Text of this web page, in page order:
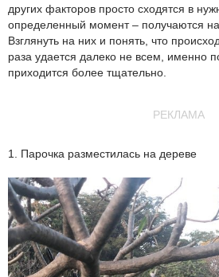
других факторов просто сходятся в
определенный момент – получаются
Взглянуть на них и понять, что
раза удается далеко не всем, именно
приходится более тщательно.
РЕКЛАМА
1. Парочка разместилась на дереве